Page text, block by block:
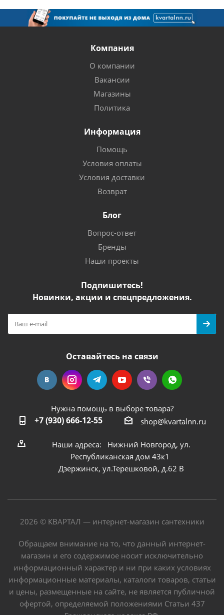
Компания
О компании
Вакансии
Магазины
Политика
Информация
Помощь
Условия оплаты
Условия доставки
Возврат
Блог
Вопрос-ответ
Бренды
Наши проекты
Подпишитесь!
Новинки, акции и спецпредложения.
Оставайтесь на связи
Нужна помощь в выборе товара?
+7 (930) 666-12-55 shop@kvartalnn.ru
Наши адреса: Нижний Новгород, ул.
Республиканская дом 43к1
Дзержинск, ул.Терешковой, д.62 В
2026 © КВАРТАЛ — интернет-магазин сантехники
Обращаем внимание на то, что данный интернет-
магазин и его содержимое носит исключительно
информационный характер и ни при каких условиях
информационные материалы, каталоги товаров, статьи
и цены, размещенные на сайте, не является публичной
офертой, определяемой положениями Статьи 437